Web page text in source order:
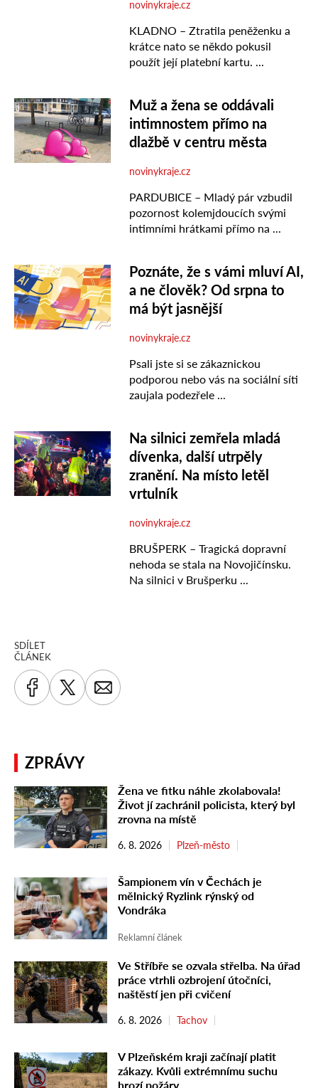
SDÍLET
ČLÁNEK
ZPRÁVY
Žena ve fitku náhle zkolabovala!
Život jí zachránil policista, který byl
zrovna na místě
6. 8. 2026 Plzeň-město
Šampionem vín v Čechách je
mělnický Ryzlink rýnský od
Vondráka
Reklamní článek
Ve Stříbře se ozvala střelba. Na úřad
práce vtrhli ozbrojení útočníci,
naštěstí jen při cvičení
6. 8. 2026 Tachov
V Plzeňském kraji začínají platit
zákazy. Kvůli extrémnímu suchu
hrozí požáry